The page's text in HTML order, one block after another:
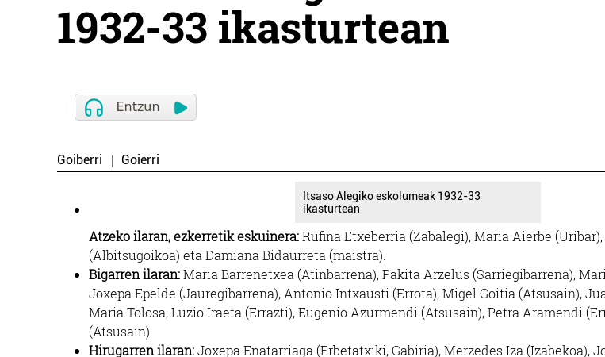
1932-33 ikasturtean
Goiberri Goierri
Itsaso Alegiko eskolumeak 1932-33
ikasturtean
Atzeko ilaran, ezkerretik eskuinera:Rufina Etxeberria (Zabalegi), Maria Aierbe (Uribar),
(Albitsugoikoa) eta Damiana Bidaurreta (maistra).
Bigarren ilaran:Maria Barrenetxea (Atinbarrena), Pakita Arzelus (Sarriegibarrena),
Joxepa Epelde (Jauregibarrena), Antonio Intxausti (Errota), Migel Goitia (Atsusain),
Maria Tolosa, Luzio Iraeta (Errazti), Eugenio Azurmendi (Atsusain), Petra Aramendi
(Atsusain).
Hirugarren ilaran:Joxepa Enatarriaga (Erbetatxiki, Gabiria), Merzedes Iza (Izabekoa),